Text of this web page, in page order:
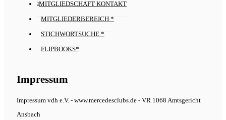
MITGLIEDSCHAFT KONTAKT
MITGLIEDERBEREICH *
STICHWORTSUCHE *
FLIPBOOKS*
Impressum
Impressum vdh e.V. - www.mercedesclubs.de - VR 1068 Amtsgericht
Ansbach